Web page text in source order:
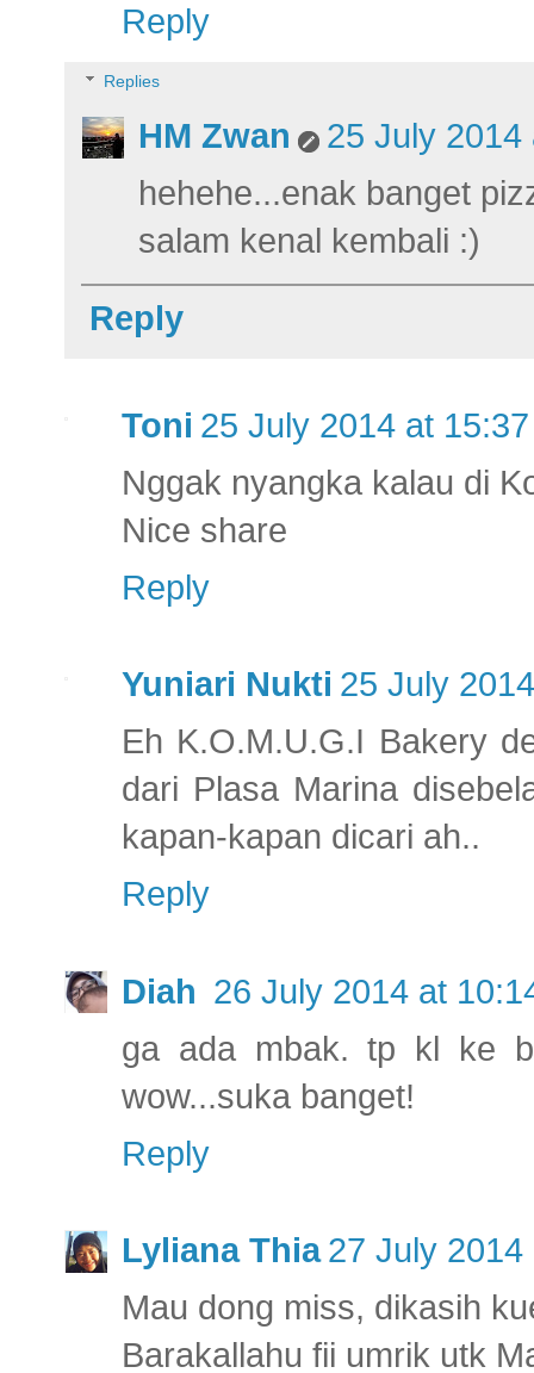
Reply
Replies
HM Zwan
25 July 2014
hehehe...enak banget
salam kenal kembali :)
Reply
Toni 25 July 2014 at 15:37
Nggak nyangka kalau di
Nice share
Reply
Yuniari Nukti 25 July
Eh K.O.M.U.G.I Bakery
dari Plasa Marina
kapan-kapan dicari ah..
Reply
Diah 26 July 2014 at
ga ada mbak. tp kl ke
wow...suka banget!
Reply
Lyliana Thia 27 July 2014
Mau dong miss, dikasih
Barakallahu fii umrik utk